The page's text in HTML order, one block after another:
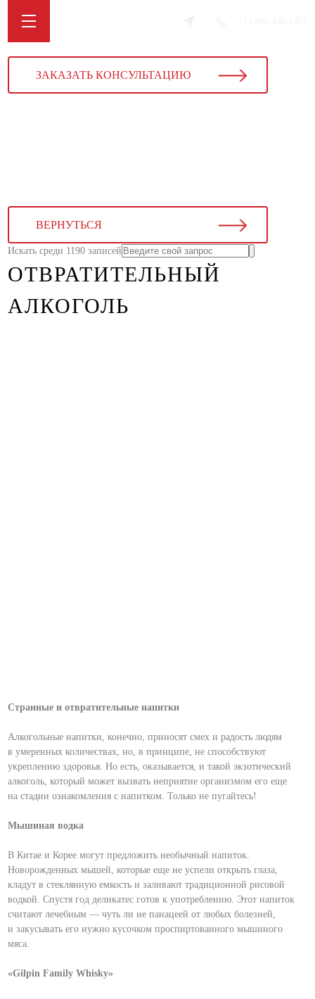
ЗАКАЗАТЬ КОНСУЛЬТАЦИЮ
ВЕРНУТЬСЯ
Искать среди 1190 записей
ОТВРАТИТЕЛЬНЫЙ
АЛКОГОЛЬ
Странные и отвратительные напитки
Алкогольные напитки, конечно, приносят смех и радость людям
в умеренных количествах, но, в принципе, не способствуют
укреплению здоровья. Но есть, оказывается, и такой экзотический
алкоголь, который может вызвать неприятие организмом его еще
на стадии ознакомления с напитком. Только не пугайтесь!
Мышиная водка
В Китае и Корее могут предложить необычный напиток.
Новорожденных мышей, которые еще не успели открыть глаза,
кладут в стеклянную емкость и заливают традиционной рисовой
водкой. Спустя год деликатес готов к употреблению. Этот напиток
считают лечебным — чуть ли не панацеей от любых болезней,
и закусывать его нужно кусочком проспиртованного мышиного
мяса.
«Gilpin Family Whisky»